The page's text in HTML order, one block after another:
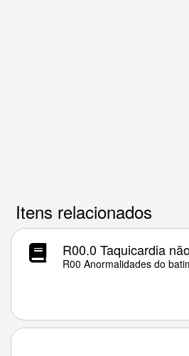
Itens relacionados
R00.0 Taquicardia
R00 Anormalidades do